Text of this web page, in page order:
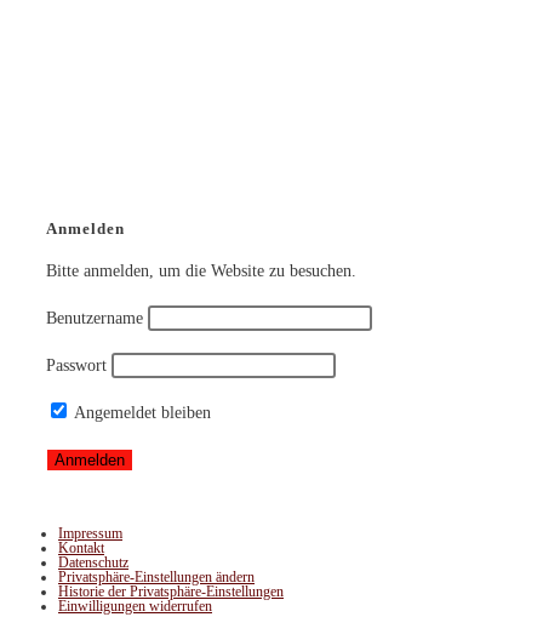
Anmelden
Bitte anmelden, um die Website zu besuchen.
Benutzername
Passwort
Angemeldet bleiben
Impressum
Kontakt
Datenschutz
Privatsphäre-Einstellungen ändern
Historie der Privatsphäre-Einstellungen
Einwilligungen widerrufen